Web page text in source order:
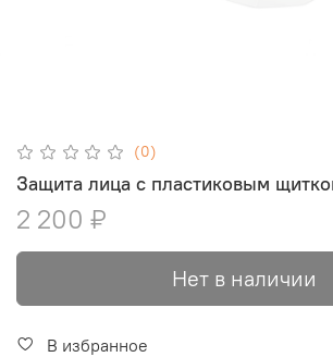
(0)
Защита лица с пластиковым
2 200 ₽
Нет в наличии
В избранное